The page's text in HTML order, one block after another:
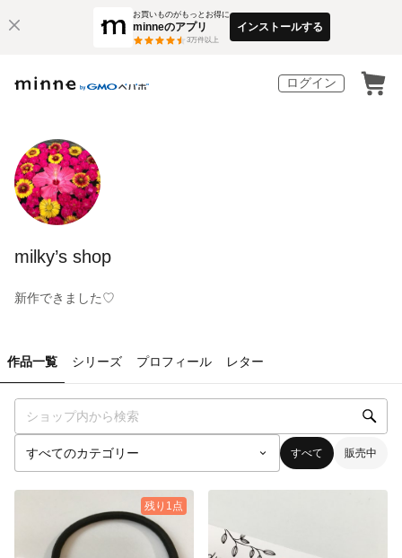
お買いものがもっとお得に
minneのアプリ
3万件以上
インストールする
ログイン
milky’s shop
新作できました♡
作品一覧 シリーズ プロフィール レター
すべて 販売中
残り1点